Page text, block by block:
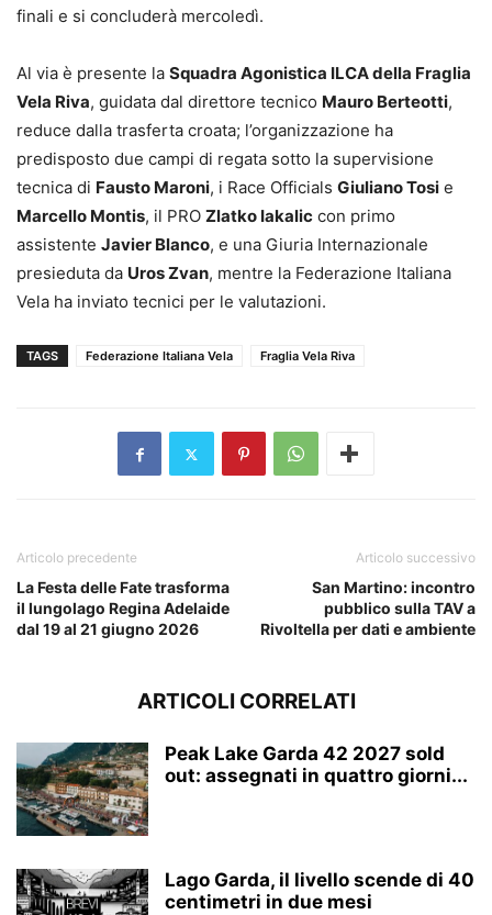
finali e si concluderà mercoledì.
Al via è presente la Squadra Agonistica ILCA della Fraglia
Vela Riva, guidata dal direttore tecnico Mauro Berteotti,
reduce dalla trasferta croata; l’organizzazione ha
predisposto due campi di regata sotto la supervisione
tecnica di Fausto Maroni, i Race Officials Giuliano Tosi e
Marcello Montis, il PRO Zlatko Iakalic con primo
assistente Javier Blanco, e una Giuria Internazionale
presieduta da Uros Zvan, mentre la Federazione Italiana
Vela ha inviato tecnici per le valutazioni.
TAGS Federazione Italiana Vela Fraglia Vela Riva
Articolo precedente
La Festa delle Fate trasforma
il lungolago Regina Adelaide
dal 19 al 21 giugno 2026
Articolo successivo
San Martino: incontro
pubblico sulla TAV a
Rivoltella per dati e ambiente
ARTICOLI CORRELATI
Peak Lake Garda 42 2027 sold
out: assegnati in quattro giorni...
Lago Garda, il livello scende di 40
centimetri in due mesi